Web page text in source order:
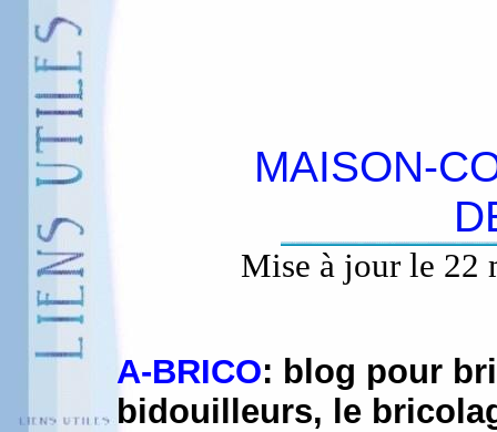
MAISON-
Mise à jour le 22
A-BRICO: blog pour
bidouilleurs, le